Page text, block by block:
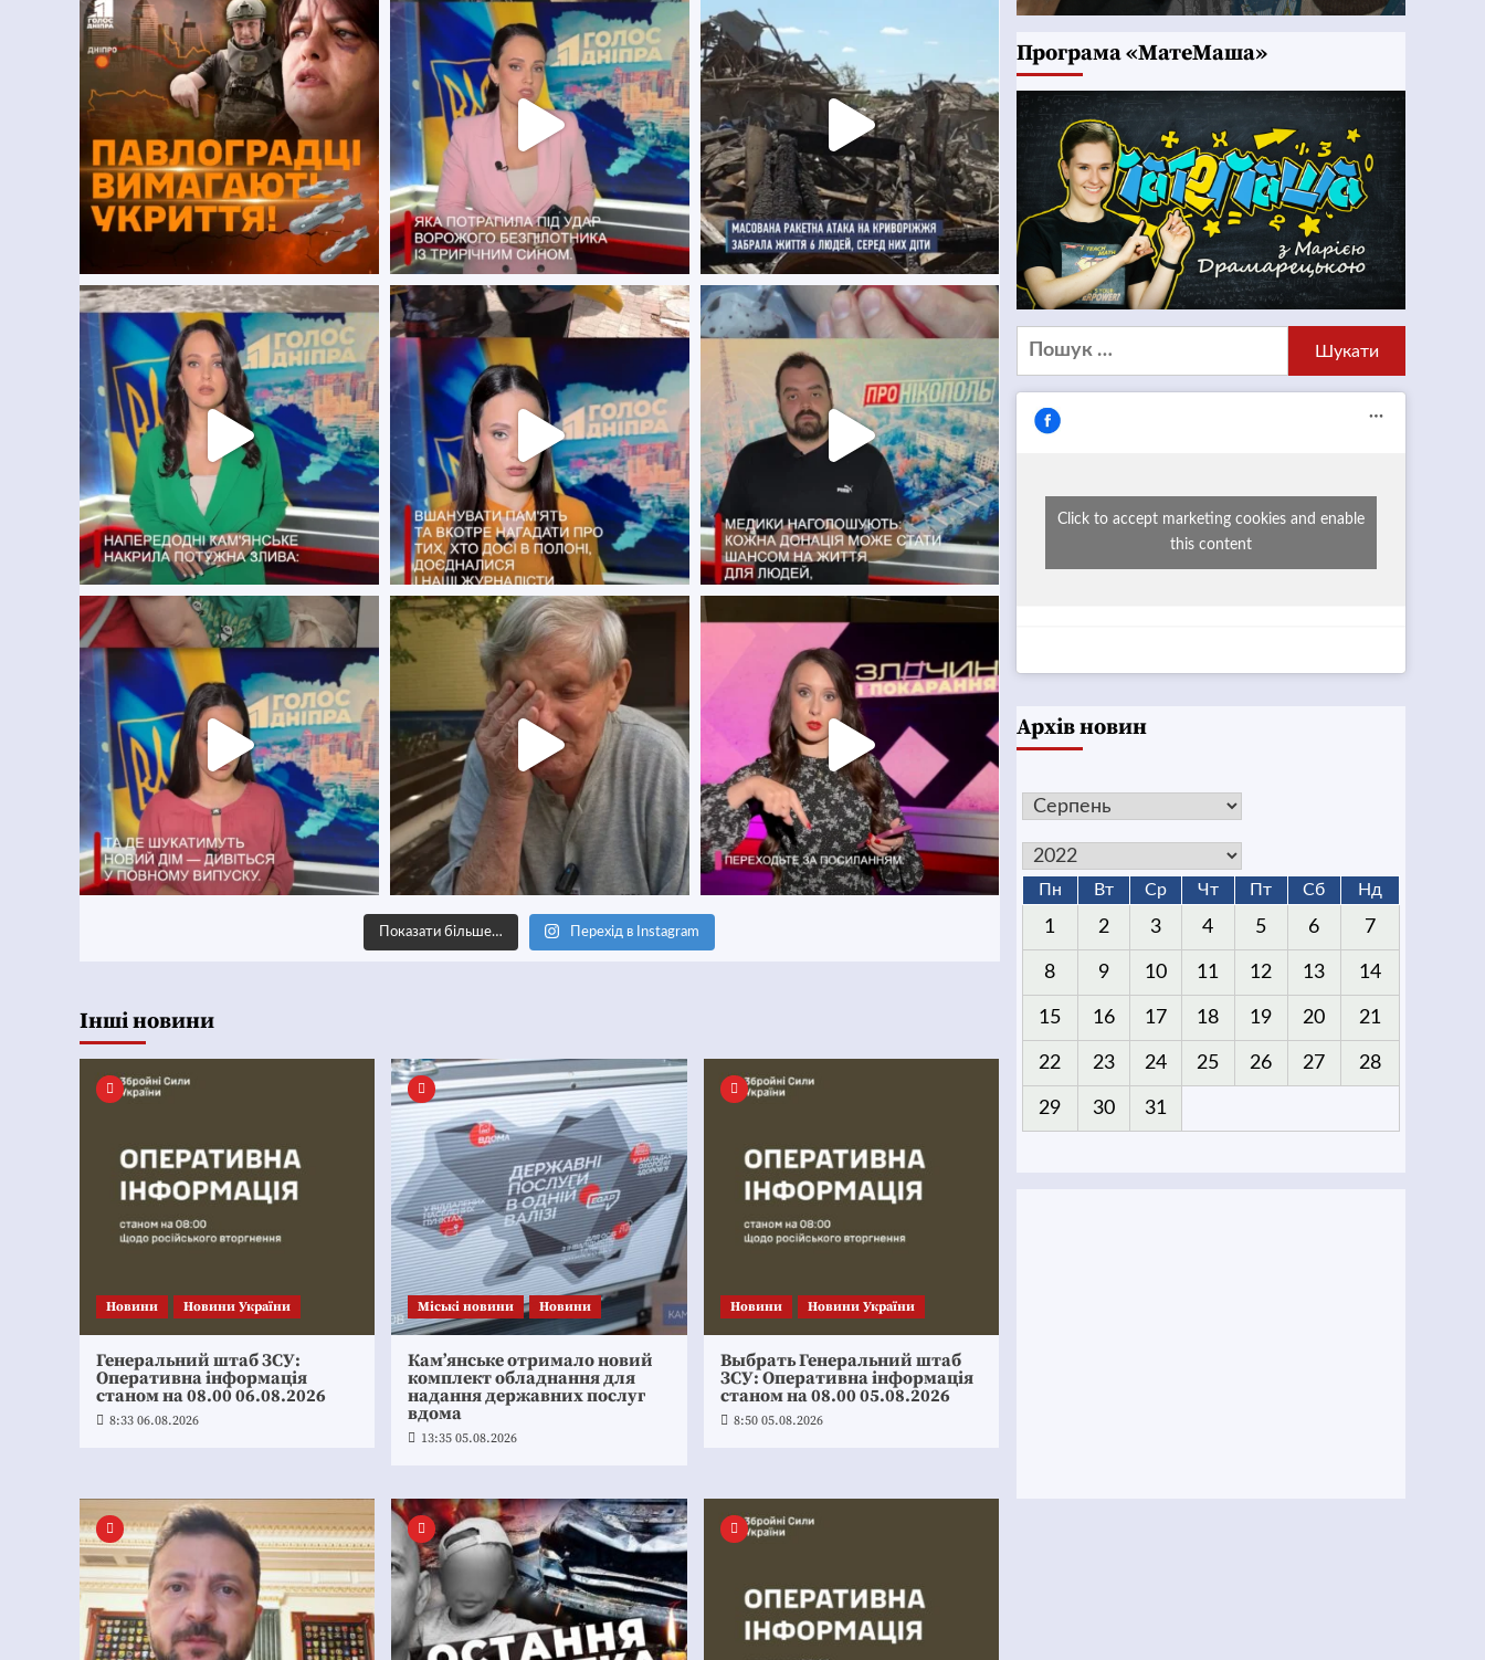
Показати більше… Перехід в Instagram
Інші новини
Новини Новини України
Генеральний штаб ЗСУ:
Оперативна інформація
станом на 08.00 06.08.2026
8:33 06.08.2026
Mіські новини Новини
Кам’янське отримало новий
комплект обладнання для
надання державних послуг
вдома
13:35 05.08.2026
Новини Новини України
Выбрать Генеральний штаб
ЗСУ: Оперативна інформація
станом на 08.00 05.08.2026
8:50 05.08.2026
Програма «МатеМаша»
Пошук:
Click to accept marketing cookies and enable
this content
Архів новин
Пн Вт Ср Чт Пт Сб Нд
1 2 3 4 5 6 7
8 9 10 11 12 13 14
15 16 17 18 19 20 21
22 23 24 25 26 27 28
29 30 31